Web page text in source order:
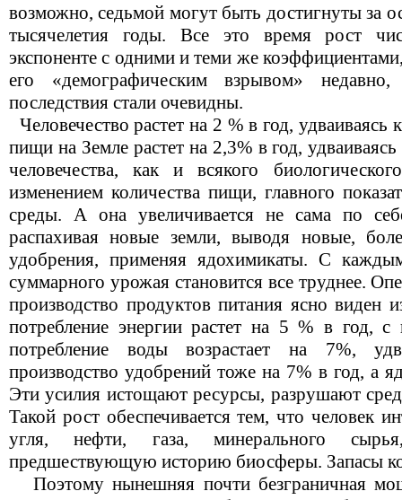
возможно, седьмой могут быть достигнуты за
тысячелетия годы. Все это время рост
экспоненте с одними и теми же
его «демографическим взрывом» недавно,
последствия стали очевидны.
Человечество растет на 2 % в год,
пищи на Земле растет на 2,3% в год,
человечества, как и всякого
изменением количества пищи, главного
среды. А она увеличивается не сама по
распахивая новые земли, выводя новые,
удобрения, применяя ядохимикаты. С
суммарного урожая становится все труднее.
производство продуктов питания ясно виден
потребление энергии растет на 5 % в год,
потребление воды возрастает на 7%,
производство удобрений тоже на 7% в год, а
Эти усилия истощают ресурсы, разрушают
Такой рост обеспечивается тем, что человек
угля, нефти, газа, минерального
предшествующую историю биосферы. Запасы
Поэтому нынешняя почти безграничная